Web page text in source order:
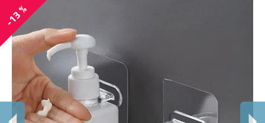
-13 %